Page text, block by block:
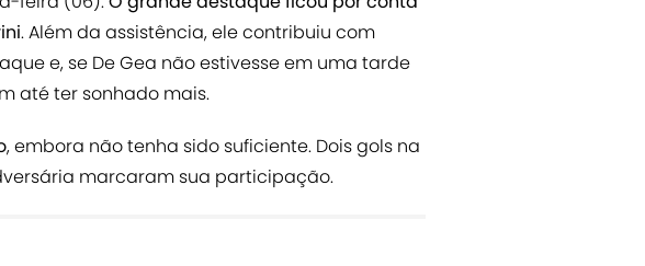
. Além da assistência, ele contribuiu com
e, se De Gea não estivesse em uma tarde
até ter sonhado mais.
, embora não tenha sido suficiente. Dois gols na
marcaram sua participação.